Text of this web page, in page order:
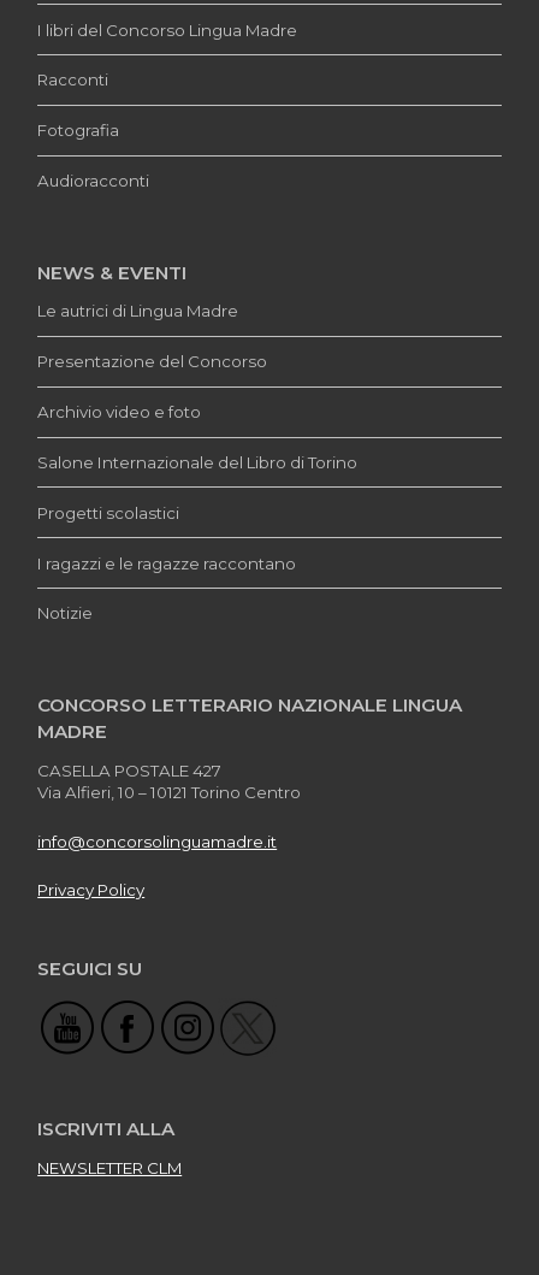
I libri del Concorso Lingua Madre
Racconti
Fotografia
Audioracconti
NEWS & EVENTI
Le autrici di Lingua Madre
Presentazione del Concorso
Archivio video e foto
Salone Internazionale del Libro di Torino
Progetti scolastici
I ragazzi e le ragazze raccontano
Notizie
CONCORSO LETTERARIO NAZIONALE LINGUA
MADRE
CASELLA POSTALE 427
Via Alfieri, 10 – 10121 Torino Centro
info@concorsolinguamadre.it
Privacy Policy
SEGUICI SU
ISCRIVITI ALLA
NEWSLETTER CLM